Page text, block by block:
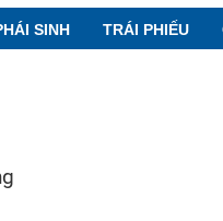
SINH TRÁI PHIẾU